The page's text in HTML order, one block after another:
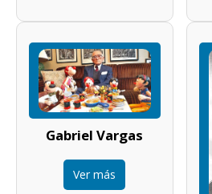
Gabriel Vargas
Ver más